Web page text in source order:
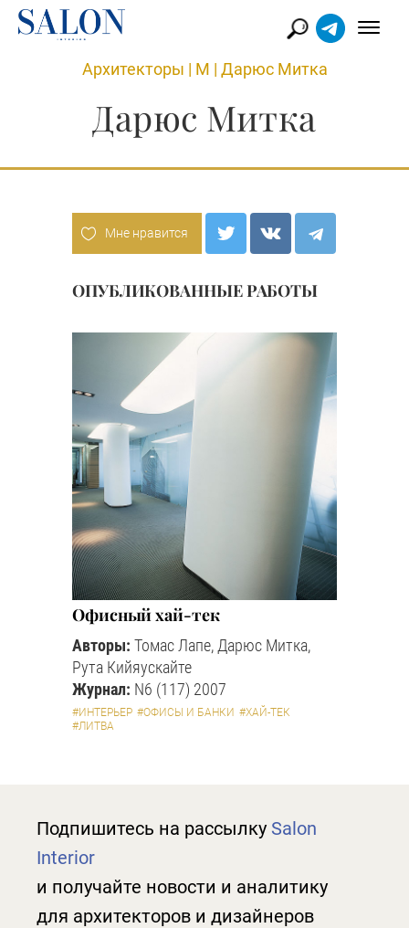
Архитекторы | М | Дарюс Митка
Дарюс Митка
Мне нравится
ОПУБЛИКОВАННЫЕ РАБОТЫ
Офисный хай-тек
Авторы: Томас Лапе, Дарюс Митка,
Рута Кийяускайте
Журнал: N6 (117) 2007
#ИНТЕРЬЕР #ОФИСЫ И БАНКИ #ХАЙ-ТЕК
#ЛИТВА
Подпишитесь на рассылку Salon
Interior
и получайте новости и аналитику
для архитекторов и дизайнеров